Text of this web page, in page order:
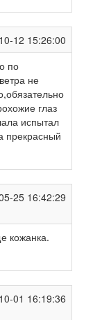
12 15:26:00
по
не
глаз
испытал
прекрасный
25 16:42:29
кожанка.
01 16:19:36